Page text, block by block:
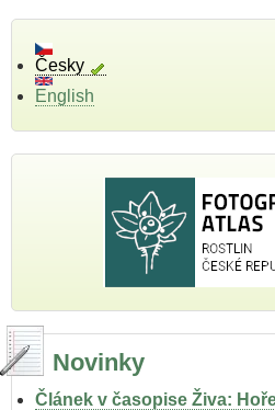
a
západně
od
Česky
English
Novinky
Článek v časopise Živa: